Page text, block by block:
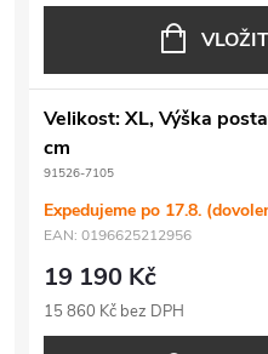
Velikost: XL, Výška
cm
91526-7105
Expedujeme po 17.8.
EAN: 0196625212956
19 190 Kč
15 860 Kč bez DPH